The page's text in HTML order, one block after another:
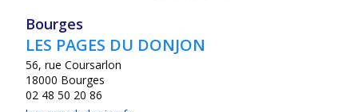
Bourges
LES PAGES DU DONJON
56, rue Coursarlon
18000 Bourges
02 48 50 20 86